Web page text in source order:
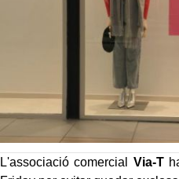
L'associació comercial Via-T